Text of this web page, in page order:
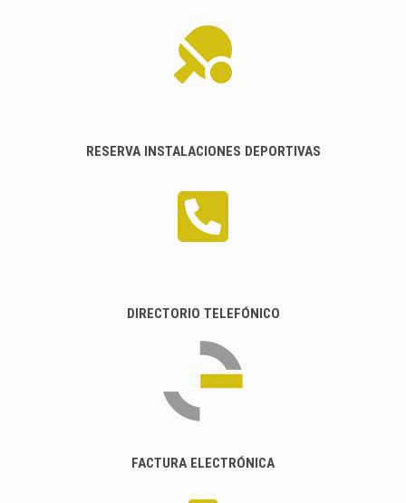
RESERVA INSTALACIONES DEPORTIVAS
DIRECTORIO TELEFÓNICO
FACTURA ELECTRÓNICA